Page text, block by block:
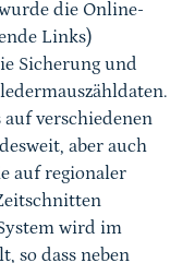
die Online-
Links)
Sicherung und
verschiedenen
aber auch
auf regionaler
wird im
so dass neben